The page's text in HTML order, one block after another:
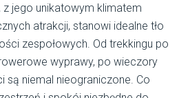
z jego unikatowym klimatem
atrakcji, stanowi idealne tło
zespołowych. Od trekkingu po
wyprawy, po wieczory
są niemal nieograniczone. Co